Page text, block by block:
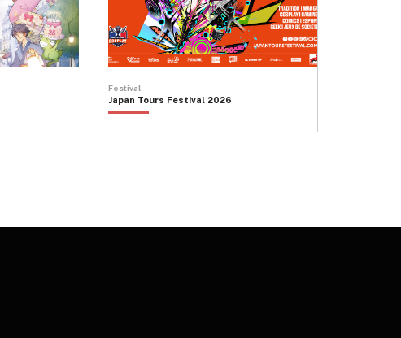
Festival
Japan Tours Festival 2026